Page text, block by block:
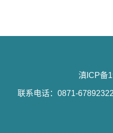
滇ICP备
联系电话：0871-